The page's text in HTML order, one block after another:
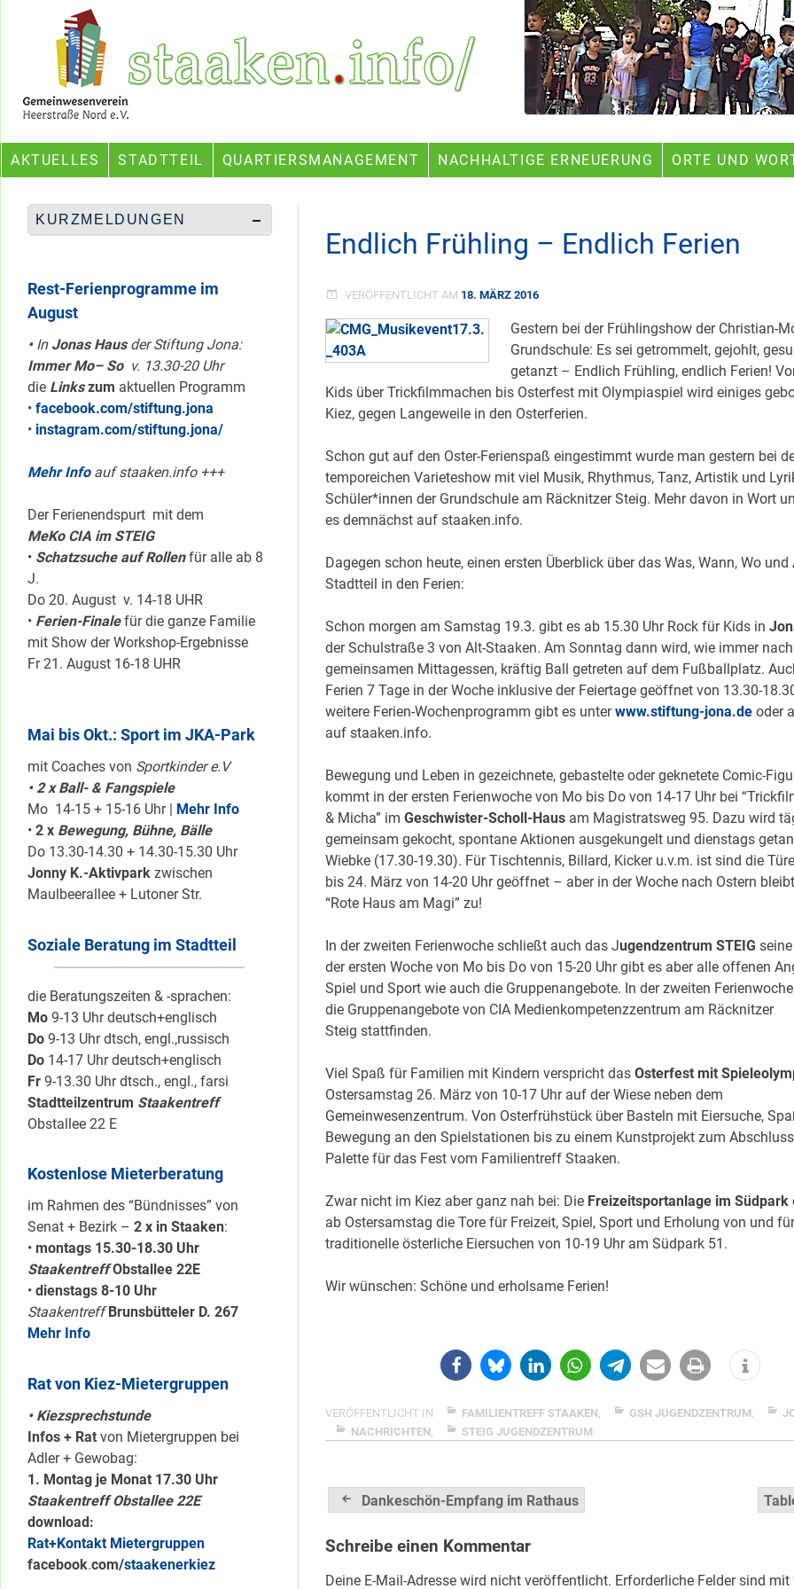
Ein Projekt des Gemeinwesenvereins Heerstraße Nord
AKTUELLES STADTTEIL QUARTIERSMANAGEMENT NACHHALTIGE ERNEUERUNG ORTE UND
Endlich Frühling – Endlich Ferien
VERÖFFENTLICHT AM 18. MÄRZ 2016
Gestern bei der Frühlingshow der Christian-
Grundschule: Es sei getrommelt, gejohlt,
getanzt – Endlich Frühling, endlich Ferien!
Kids über Trickfilmmachen bis Osterfest mit Olympiaspiel wird einiges
Kiez, gegen Langeweile in den Osterferien.
Schon gut auf den Oster-Ferienspaß eingestimmt wurde man gestern bei
temporeichen Varieteshow mit viel Musik, Rhythmus, Tanz, Artistik und
Schüler*innen der Grundschule am Räcknitzer Steig. Mehr davon in Wort
es demnächst auf staaken.info.
Dagegen schon heute, einen ersten Überblick über das Was, Wann, Wo
Stadtteil in den Ferien:
Schon morgen am Samstag 19.3. gibt es ab 15.30 Uhr Rock für Kids in
der Schulstraße 3 von Alt-Staaken. Am Sonntag dann wird, wie immer
gemeinsamen Mittagessen, kräftig Ball getreten auf dem Fußballplatz.
Ferien 7 Tage in der Woche inklusive der Feiertage geöffnet von 13.30-
weitere Ferien-Wochenprogramm gibt es unterwww.stiftung-jona.deoder
auf staaken.info.
Bewegung und Leben in gezeichnete, gebastelte oder geknetete Comic-
kommt in der ersten Ferienwoche von Mo bis Do von 14-17 Uhr bei
& Micha” im Geschwister-Scholl-Hausam Magistratsweg 95. Dazu wird
gemeinsam gekocht, spontane Aktionen ausgekungelt und dienstags
Wiebke (17.30-19.30). Für Tischtennis, Billard, Kicker u.v.m. ist sind die
bis 24. März von 14-20 Uhr geöffnet – aber in der Woche nach Ostern
“Rote Haus am Magi” zu!
In der zweiten Ferienwoche schließt auch das Jugendzentrum STEIG
der ersten Woche von Mo bis Do von 15-20 Uhr gibt es aber alle offenen
Spiel und Sport wie auch die Gruppenangebote. In der zweiten
die Gruppenangebote von CIA Medienkompetenzzentrum am Räcknitzer
Steig stattfinden.
Viel Spaß für Familien mit Kindern verspricht das Osterfest mit
Ostersamstag 26. März von 10-17 Uhr auf der Wiese neben dem
Gemeinwesenzentrum. Von Osterfrühstück über Basteln mit Eiersuche,
Bewegung an den Spielstationen bis zu einem Kunstprojekt zum
Palette für das Fest vom Familientreff Staaken.
Zwar nicht im Kiez aber ganz nah bei: Die Freizeitsportanlage im Südpark
ab Ostersamstag die Tore für Freizeit, Spiel, Sport und Erholung von und
traditionelle österliche Eiersuchen von 10-19 Uhr am Südpark 51.
Wir wünschen: Schöne und erholsame Ferien!
VERÖFFENTLICHT IN FAMILIENTREFF STAAKEN, GSH JUGENDZENTRUM,
NACHRICHTEN, STEIG JUGENDZENTRUM
Beitragsnavigation
Dankeschön-Empfang im Rathaus
Schreibe einen Kommentar
Deine E-Mail-Adresse wird nicht veröffentlicht. Erforderliche Felder sind mit
KURZMELDUNGEN
Rest-Ferienprogramme im
August
•InJonas Hausder Stiftung Jona:
Immer Mo– So v. 13.30-20 Uhr
die Linkszum aktuellen Programm
• facebook.com/stiftung.jona
• instagram.com/stiftung.jona/
Mehr Infoauf staaken.info +++
Der Ferienendspurt mit dem
MeKo CIA im STEIG
• Schatzsuche auf Rollenfür alle ab 8
J.
Do 20. August v. 14-18 UHR
• Ferien-Finalefür die ganze Familie
mit Show der Workshop-Ergebnisse
Fr 21. August 16-18 UHR
Mai bis Okt.: Sport im JKA-Park
mit Coaches von Sportkinder e.V
• 2 x Ball- & Fangspiele
Mo 14-15 + 15-16 Uhr |
Mehr Info
• 2 x Bewegung, Bühne, Bälle
Do 13.30-14.30 + 14.30-15.30 Uhr
Jonny K.-Aktivpark zwischen
Maulbeerallee + Lutoner Str.
Soziale Beratung im Stadtteil
die Beratungszeiten & -sprachen:
Mo 9-13 Uhr deutsch+englisch
Do 9-13 Uhr dtsch, engl.,russisch
Do 14-17 Uhr deutsch+englisch
Fr 9-13.30 Uhr dtsch., engl., farsi
Stadtteilzentrum Staakentreff
Obstallee 22 E
Kostenlose Mieterberatung
im Rahmen des “Bündnisses” von
Senat + Bezirk – 2 x in Staaken:
• montags 15.30-18.30 Uhr
Staakentreff Obstallee 22E
• dienstags 8-10 Uhr
Staakentreff Brunsbütteler D. 267
Mehr Info
Rat von Kiez-Mietergruppen
• Kiezsprechstunde
Infos + Rat von Mietergruppen bei
Adler + Gewobag:
1. Montag je Monat 17.30 Uhr
Staakentreff Obstallee 22E
download:
Rat+Kontakt Mietergruppen
facebook.com/staakenerkiez